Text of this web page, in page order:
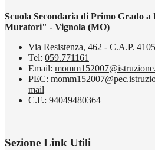
Scuola Secondaria di Primo Grado
Muratori" - Vignola (MO)
Via Resistenza, 462 - C.A.P.
Tel: 059.771161
Email:
PEC:
mail
C.F.: 94049480364
Sezione Link Utili